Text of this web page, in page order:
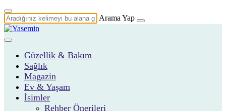
Arama Yap
Güzellik & Bakım
Sağlık
Magazin
Ev & Yaşam
İsimler
Rehber Önerileri